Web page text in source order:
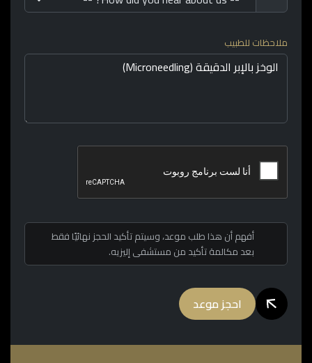
ملاحظات للطبيب
أفهم أن هذا طلب موعد، وسيتم تأكيد الحجز نهائيًا فقط
بعد مكالمة تأكيد من مستشفى إليزيه.
احجز موعد